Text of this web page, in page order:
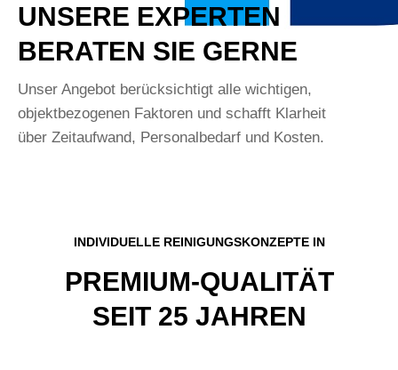
UNSERE EXPERTEN
BERATEN SIE GERNE
Unser Angebot berücksichtigt alle wichtigen,
objektbezogenen Faktoren und schafft Klarheit
über Zeitaufwand, Personalbedarf und Kosten.
INDIVIDUELLE REINIGUNGSKONZEPTE IN
PREMIUM-QUALITÄT
SEIT 25 JAHREN